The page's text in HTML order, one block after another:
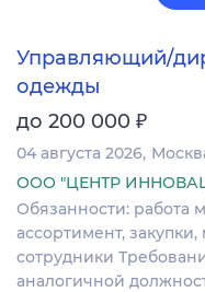
Управляющий/
одежды
до 200 000 ₽
04 августа 2026
ООО "ЦЕНТР
Обязанности: работа
ассортимент,
сотрудники
аналогичной